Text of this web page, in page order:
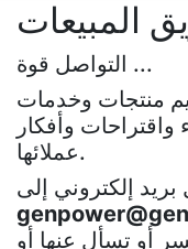
المبيعات
التواصل قوة ...
منتجات وخدمات
واقتراحات وأفكار
عملائها.
إلكتروني إلى
أو تسأل عنها أو